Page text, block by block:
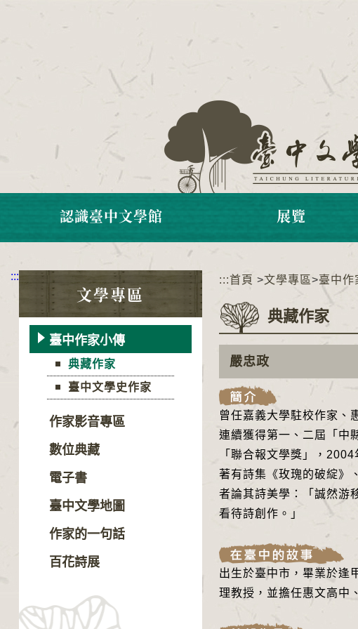
認識臺中文學館 展覽
:::
文學專區
臺中作家小傳
典藏作家
臺中文學史作家
作家影音專區
數位典藏
電子書
臺中文學地圖
作家的一句話
百花詩展
:::首頁 >文學專區>臺中作
典藏作家
嚴忠政
曾任嘉義大學駐校作家、
連續獲得第一、二屆「中
「聯合報文學獎」，
著有詩集《玫瑰的破綻
者論其詩美學：「誠然游
看待詩創作。」
出生於臺中市，畢業於逢
理教授，並擔任惠文高中